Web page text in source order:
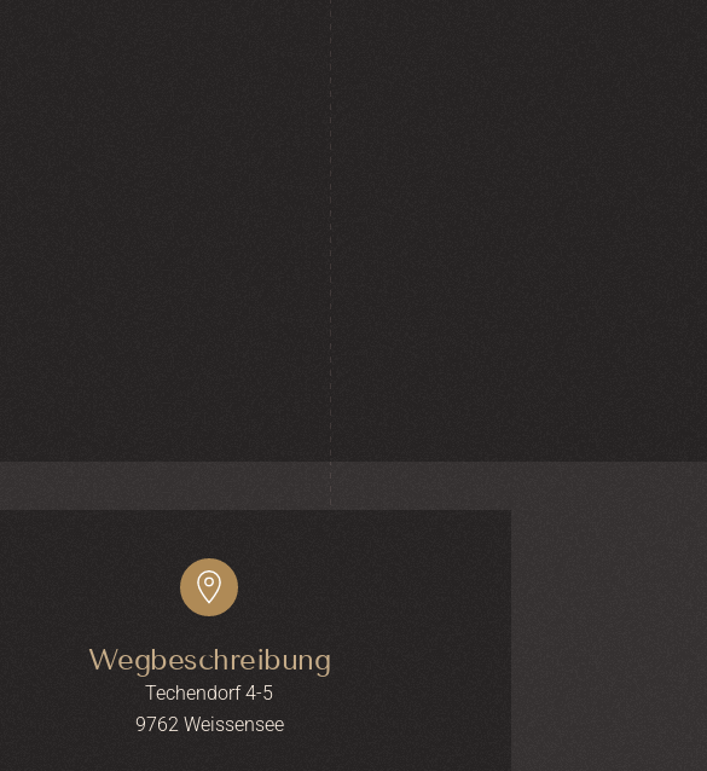
Wegbeschreibung
Techendorf 4-5
9762 Weissensee